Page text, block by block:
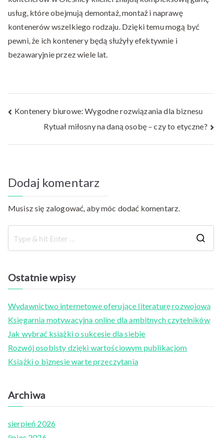
usług, które obejmują demontaż, montaż i naprawę
kontenerów wszelkiego rodzaju. Dzięki temu mogą być
pewni, że ich kontenery będą służyły efektywnie i
bezawaryjnie przez wiele lat.
Nawigacja
wpisu
Kontenery biurowe: Wygodne rozwiązania dla biznesu
Rytuał miłosny na daną osobę – czy to etyczne?
Dodaj komentarz
Musisz się zalogować, aby móc dodać komentarz.
Ostatnie wpisy
Wydawnictwo internetowe oferujące literaturę rozwojową
Księgarnia motywacyjna online dla ambitnych czytelników
Jak wybrać książki o sukcesie dla siebie
Rozwój osobisty dzięki wartościowym publikacjom
Książki o biznesie warte przeczytania
Archiwa
sierpień 2026